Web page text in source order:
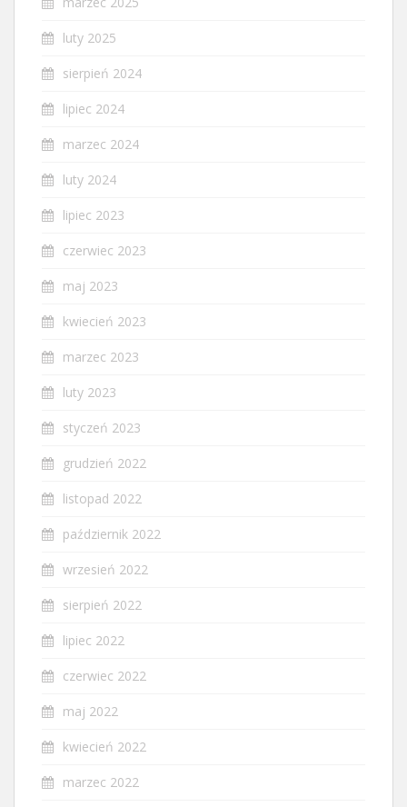
luty 2025
sierpień 2024
lipiec 2024
marzec 2024
luty 2024
lipiec 2023
czerwiec 2023
maj 2023
kwiecień 2023
marzec 2023
luty 2023
styczeń 2023
grudzień 2022
listopad 2022
październik 2022
wrzesień 2022
sierpień 2022
lipiec 2022
czerwiec 2022
maj 2022
kwiecień 2022
marzec 2022